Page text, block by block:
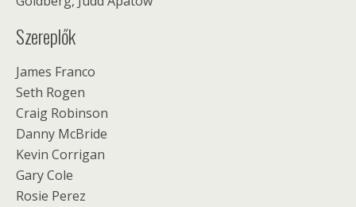
Szereplők
James Franco
Seth Rogen
Craig Robinson
Danny McBride
Kevin Corrigan
Gary Cole
Rosie Perez